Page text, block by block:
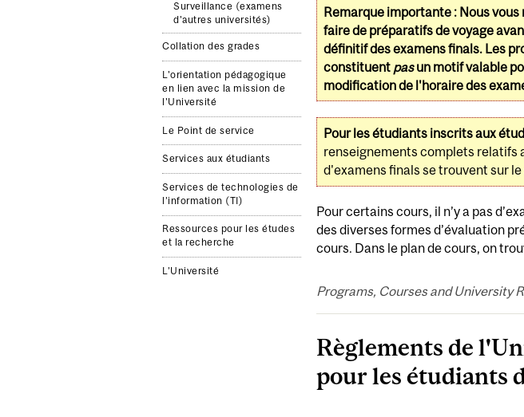
Surveillance (examens
d'autres universités)
Collation des grades
L'orientation pédagogique
en lien avec la mission de
l'Université
Le Point de service
Services aux étudiants
Services de technologies de
l’information (TI)
Ressources pour les études
et la recherche
L’Université
Remarque importante : Nous vous
faire de préparatifs de voyage
définitif des examens finals. Les
constituent pasun motif valable
modification de l'horaire des
Pour les étudiants inscrits aux
renseignements complets relatifs
d'examens finals se trouvent sur
Pour certains cours, il n’y a pas
des diverses formes d’évaluation
cours. Dans le plan de cours, on
Programs, Courses and
Règlements de
pour les étudiants